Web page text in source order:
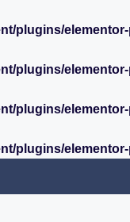
plugins/
plugins/
plugins/
plugins/